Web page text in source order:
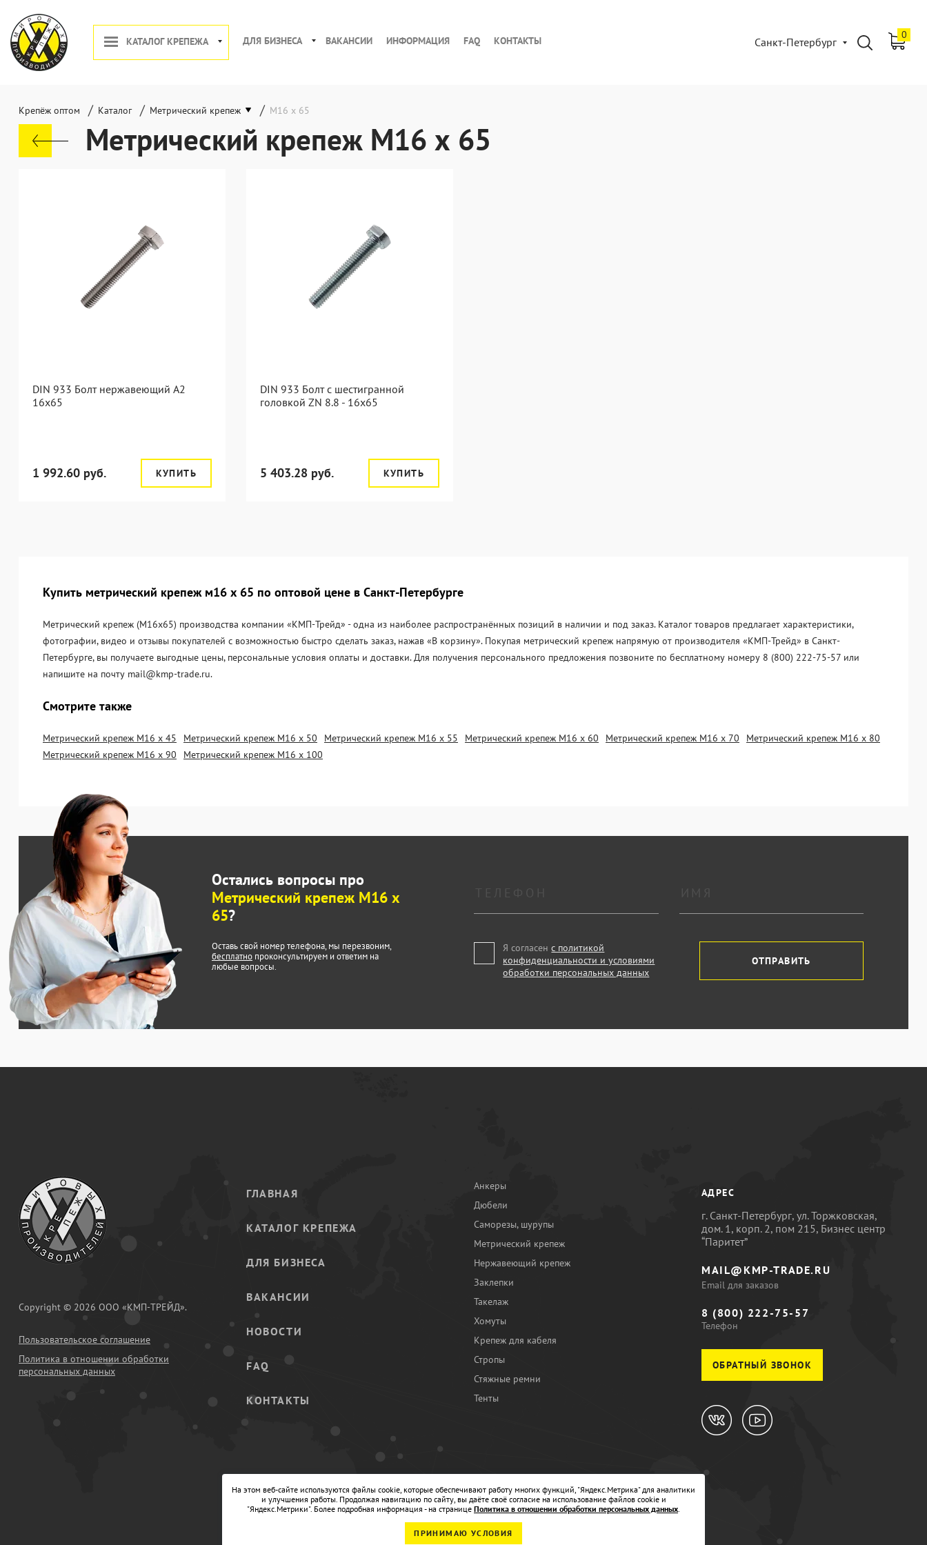
КАТАЛОГ КРЕПЕЖА ДЛЯ БИЗНЕСА ВАКАНСИИ ИНФОРМАЦИЯ FAQ КОНТАКТЫ Санкт-Петербург
0
Крепёж оптом / Каталог / Метрический крепеж / М16 х 65
Метрический крепеж М16 х 65
DIN 933 Болт нержавеющий А2
16х65
1 992.60 руб. КУПИТЬ
DIN 933 Болт с шестигранной
головкой ZN 8.8 - 16x65
5 403.28 руб. КУПИТЬ
Купить метрический крепеж м16 х 65 по оптовой цене в Санкт-Петербурге
Метрический крепеж (М16х65) производства компании «KМП-Трейд» - одна из наиболее распространённых позиций в наличии и под заказ. Каталог товаров предлагает характеристики,
фотографии, видео и отзывы покупателей с возможностью быстро сделать заказ, нажав «В корзину». Покупая метрический крепеж напрямую от производителя «KМП-Трейд» в Санкт-
Петербурге, вы получаете выгодные цены, персональные условия оплаты и доставки. Для получения персонального предложения позвоните по бесплатному номеру 8 (800) 222-75-57 или
напишите на почту mail@kmp-trade.ru.
Смотрите также
Метрический крепеж М16 х 45 Метрический крепеж М16 х 50 Метрический крепеж М16 х 55 Метрический крепеж М16 х 60 Метрический крепеж М16 х 70
Метрический крепеж М16 х 80
Метрический крепеж М16 х 90
Метрический крепеж М16 х 100
Остались вопросы про
Метрический крепеж М16 х
65?
Оставь свой номер телефона, мы перезвоним,
бесплатно проконсультируем и ответим на
любые вопросы.
Я согласенс политикой
конфиденциальности и условиями
обработки персональных данных
ОТПРАВИТЬ
Copyright © 2026 ООО «КМП-ТРЕЙД».
Пользовательское соглашение
Политика в отношении обработки
персональных данных
ГЛАВНАЯ
КАТАЛОГ КРЕПЕЖА
ДЛЯ БИЗНЕСА
ВАКАНСИИ
НОВОСТИ
FAQ
КОНТАКТЫ
Анкеры
Дюбели
Саморезы, шурупы
Метрический крепеж
Нержавеющий крепеж
Заклепки
Такелаж
Хомуты
Крепеж для кабеля
Стропы
Стяжные ремни
Тенты
АДРЕС
г. Санкт-Петербург, ул. Торжковская,
дом. 1, корп. 2, пом 215, Бизнес центр
“Паритет”
MAIL@KMP-TRADE.RU
Email для заказов
8 (800) 222-75-57
Телефон
ОБРАТНЫЙ ЗВОНОК
На этом веб-сайте используются файлы cookie, которые обеспечивают работу многих функций, "Яндекс.Метрика" для аналитики
и улучшения работы. Продолжая навигацию по сайту, вы даёте своё согласие на использование файлов cookie и
"Яндекс.Метрики". Более подробная информация - на странице Политика в отношении обработки персональных данных.
ПРИНИМАЮ УСЛОВИЯ